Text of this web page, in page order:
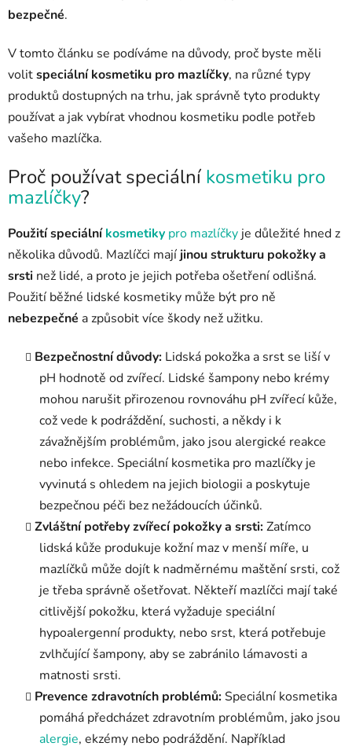
bezpečné.
V tomto článku se podíváme na důvody, proč byste měli
volitspeciální kosmetiku pro mazlíčky, na různé typy
produktů dostupných na trhu, jak správně tyto produkty
používat a jak vybírat vhodnou kosmetiku podle potřeb
vašeho mazlíčka.
Proč používat speciální kosmetiku pro
mazlíčky?
Použití speciálníkosmetiky pro mazlíčky je důležité hned z
několika důvodů. Mazlíčci mají jinou strukturu pokožky a
srsti než lidé, a proto je jejich potřeba ošetření odlišná.
Použití běžné lidské kosmetiky může být pro ně
nebezpečné a způsobit více škody než užitku.
Bezpečnostní důvody: Lidská pokožka a srst se liší v
pH hodnotě od zvířecí. Lidské šampony nebo krémy
mohou narušit přirozenou rovnováhu pH zvířecí kůže,
což vede k podráždění, suchosti, a někdy i k
závažnějším problémům, jako jsou alergické reakce
nebo infekce. Speciální kosmetika pro mazlíčky je
vyvinutá s ohledem na jejich biologii a poskytuje
bezpečnou péči bez nežádoucích účinků.
Zvláštní potřeby zvířecí pokožky a srsti:Zatímco
lidská kůže produkuje kožní maz v menší míře, u
mazlíčků může dojít k nadměrnému maštění srsti, což
je třeba správně ošetřovat. Někteří mazlíčci mají také
citlivější pokožku, která vyžaduje speciální
hypoalergenní produkty, nebo srst, která potřebuje
zvlhčující šampony, aby se zabránilo lámavosti a
matnosti srsti.
Prevence zdravotních problémů:Speciální kosmetika
pomáhá předcházet zdravotním problémům, jako jsou
alergie, ekzémy nebo podráždění. Například